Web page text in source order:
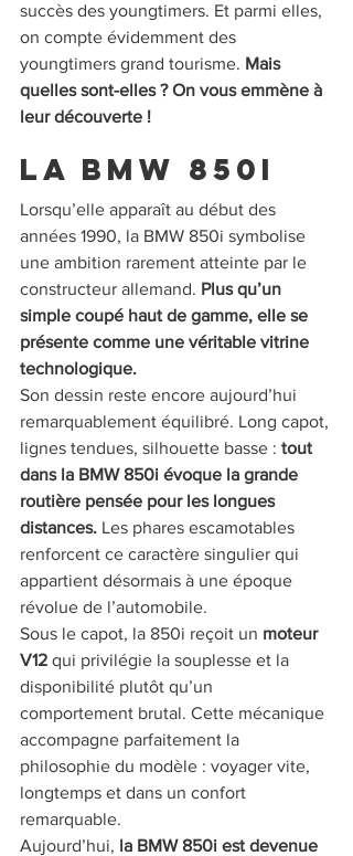
succès des youngtimers. Et parmi elles,
on compte évidemment des
youngtimers grand tourisme. Mais
quelles sont-elles ? On vous emmène à
leur découverte !
La BMW 850i
Lorsqu’elle apparaît au début des
années 1990, la BMW 850i symbolise
une ambition rarement atteinte par le
constructeur allemand. Plus qu’un
simple coupé haut de gamme, elle se
présente comme une véritable vitrine
technologique.
Son dessin reste encore aujourd’hui
remarquablement équilibré. Long capot,
lignes tendues, silhouette basse : tout
dans la BMW 850i évoque la grande
routière pensée pour les longues
distances. Les phares escamotables
renforcent ce caractère singulier qui
appartient désormais à une époque
révolue de l’automobile.
Sous le capot, la 850i reçoit un moteur
V12 qui privilégie la souplesse et la
disponibilité plutôt qu’un
comportement brutal. Cette mécanique
accompagne parfaitement la
philosophie du modèle : voyager vite,
longtemps et dans un confort
remarquable.
Aujourd’hui, la BMW 850i est devenue